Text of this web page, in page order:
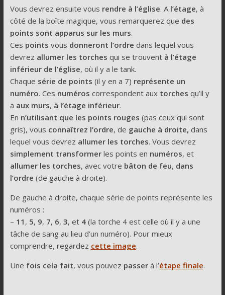
Vous devrez ensuite vous rendre à l’église. Al’étage, à
côté de la boîte magique, vous remarquerez que des
points sont apparus sur les murs.
Ces points vous donneront l’ordre dans lequel vous
devrez allumer les torches qui se trouventà l’étage
inférieur de l’église, où il y a le tank.
Chaque série de points (il y en a 7) représente un
numéro. Ces numéros correspondent aux torches qu’il y
a aux murs, à l’étage inférieur.
En n’utilisant que les points rouges (pas ceux qui sont
gris), vous connaîtrez l’ordre, de gauche à droite, dans
lequel vous devrez allumer les torches. Vous devrez
simplement transformerles points en numéros, et
allumer les torches, avec votre bâton de feu, dans
l’ordre (de gauche à droite).
De gauche à droite, chaque série de points représente les
numéros :
– 11 , 5, 9, 7, 6, 3, et 4(la torche 4 est celle où il y a une
tâche de sang au lieu d’un numéro). Pour mieux
comprendre, regardez cette image.
Une fois cela fait, vous pouvez passerà l’étape finale.